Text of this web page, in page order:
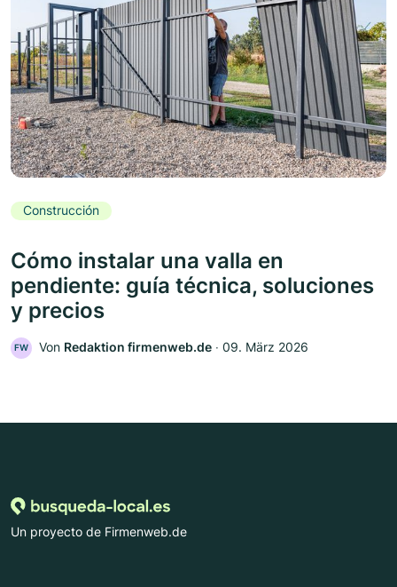
Construcción
Cómo instalar una valla en
pendiente: guía técnica, soluciones
y precios
FW Von Redaktion firmenweb.de ‧ 09. März 2026
Un proyecto de Firmenweb.de